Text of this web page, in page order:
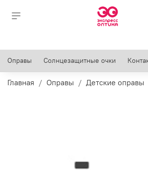
Оправы Солнцезащитные очки
Главная Оправы Детские оправы